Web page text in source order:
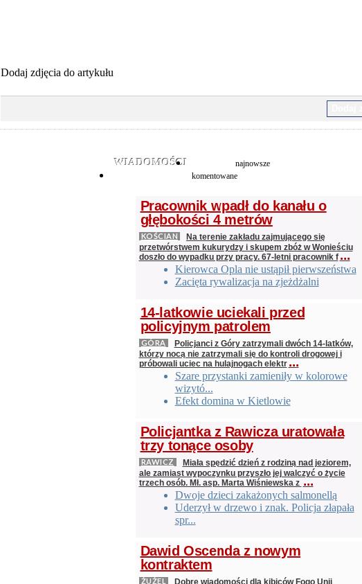
Dodaj zdjęcia do artykułu
WIADOMOŚCI
najnowsze
komentowane
Pracownik wpadł do kanału o
głębokości 4 metrów
KOŚCIAN
Na terenie zakładu zajmującego się
przetwórstwem kukurydzy i skupem zbóż w Wonieściu
doszło do wypadku przy pracy. 67-letni pracownik f...
Kierowca Opla nie ustąpił pierwszeństwa
Zacięta rywalizacja na zjeżdżalni
14-latkowie uciekali przed
policyjnym patrolem
GÓRA
Policjanci z Góry zatrzymali dwóch 14-latków,
którzy nocą nie zatrzymali się do kontroli drogowej i
próbowali uciec na hulajnogach elektr...
Szare przystanki zamieniły w kolorowe
wizytó...
Efekt domina w Kietlowie
Policjantka z Rawicza uratowała
trzy tonące osoby
RAWICZ
Miała spędzić dzień z rodziną nad jeziorem,
ale zamiast wypoczynku przyszło jej walczyć o życie
trzech osób. Mł. asp. Marta Wiśniewska z ...
Dwoje dzieci zakażonych salmonellą
Uderzył w drzewo i znak. Policja złapała
spr...
Dawid Oscenda z nowym
kontraktem
ŻUŻEL
Dobre wiadomości dla kibiców Fogo Unii